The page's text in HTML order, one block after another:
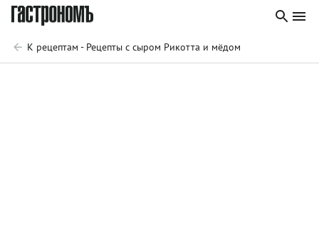
К рецептам - Рецепты с сыром Рикотта и мёдом